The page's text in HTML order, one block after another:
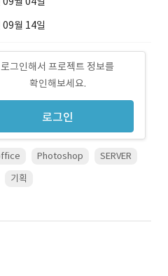
월 14일
로그인해서 프로젝트 정보를
확인해보세요.
로그인
Photoshop
SERVER
기획